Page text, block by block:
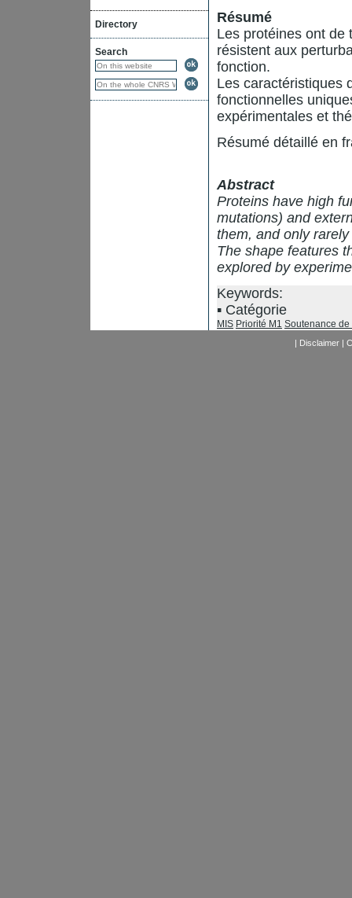
Directory
Search
Résumé
Les protéines ont de
résistent aux
fonction.
Les caractéristiques
fonctionnelles
expérimentales et
Résumé détaillé en
Abstract
Proteins have high
mutations) and
them, and only
The shape features
explored by
Keywords:
Catégorie
MIS Priorité M1 Soutenance de
| Disclaimer|